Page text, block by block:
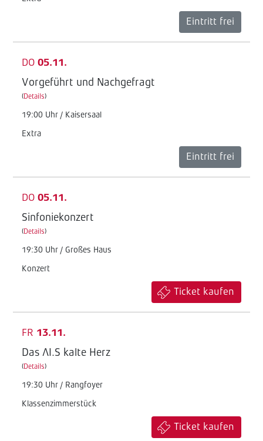
Eintritt frei
DO 05.11.
Vorgeführt und Nachgefragt
(Details)
19:00 Uhr / Kaisersaal
Extra
Eintritt frei
DO 05.11.
Sinfoniekonzert
(Details)
19:30 Uhr / Großes Haus
Konzert
Ticket kaufen
FR 13.11.
Das AI.S kalte Herz
(Details)
19:30 Uhr / Rangfoyer
Klassenzimmerstück
Ticket kaufen